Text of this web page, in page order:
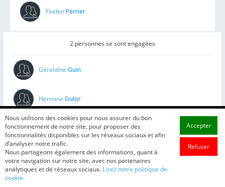
YeelenPerrier
2 personnes se sont engagées
Géraldine Guin
Hermine Dulor
Nous utilisons des cookies pour nous assurer du bon
fonctionnement de notre site, pour proposer des
fonctionnalités disponibles sur les réseaux sociaux et afin
d’analyser notre trafic.
Nous partageons également des informations, quant à
votre navigation sur notre site, avec nos partenaires
analytiques et de réseaux sociaux. Lisez notre politique de
cookie.
Accepter
Refuser